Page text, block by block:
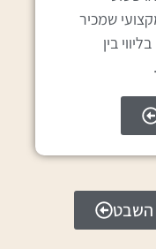
שמכיר
בין
השבט